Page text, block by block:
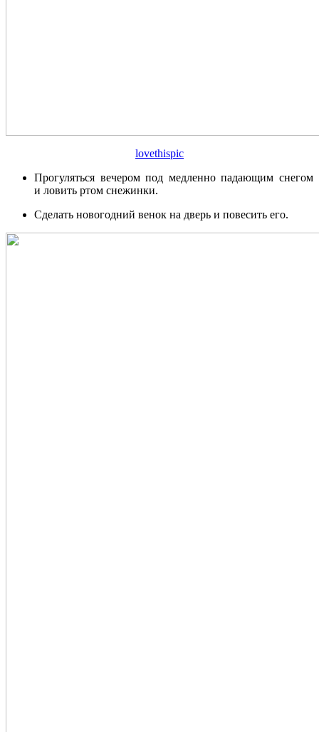
lovethispic
Прогуляться вечером под медленно падающим снегом
и ловить ртом снежинки.
Сделать новогодний венок на дверь и повесить его.